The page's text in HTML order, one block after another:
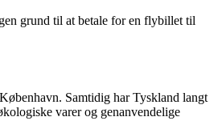
grund til at betale for en flybillet til
Samtidig har Tyskland langt
varer og genanvendelige